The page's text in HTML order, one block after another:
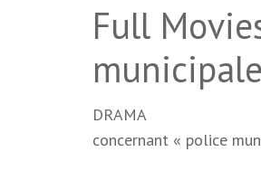
Full
DRAMA
concernant « police